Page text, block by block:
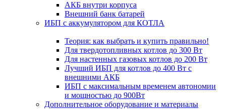
АКБ внутри корпуса
Внешний банк батарей
ИБП с аккумулятором для КОТЛА
Теория: как выбрать и купить правильно!
Для твердотопливных котлов до 300 Вт
Для настенных газовых котлов до 200 Вт
Лучший ИБП для котлов до 400 Вт с
внешними АКБ
ИБП с максимальным временем автономии
и мощностью до 900Вт
Дополнительное оборудование и материалы